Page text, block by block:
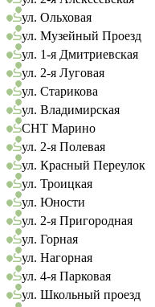
ул. Ольховая
ул. Музейный Проезд
ул. 1-я Дмитриевская
ул. 2-я Луговая
ул. Старикова
ул. Владимирская
СНТ Марино
ул. 2-я Полевая
ул. Красный Переулок
ул. Троицкая
ул. Юности
ул. 2-я Пригородная
ул. Горная
ул. Нагорная
ул. 4-я Парковая
ул. Школьный проезд